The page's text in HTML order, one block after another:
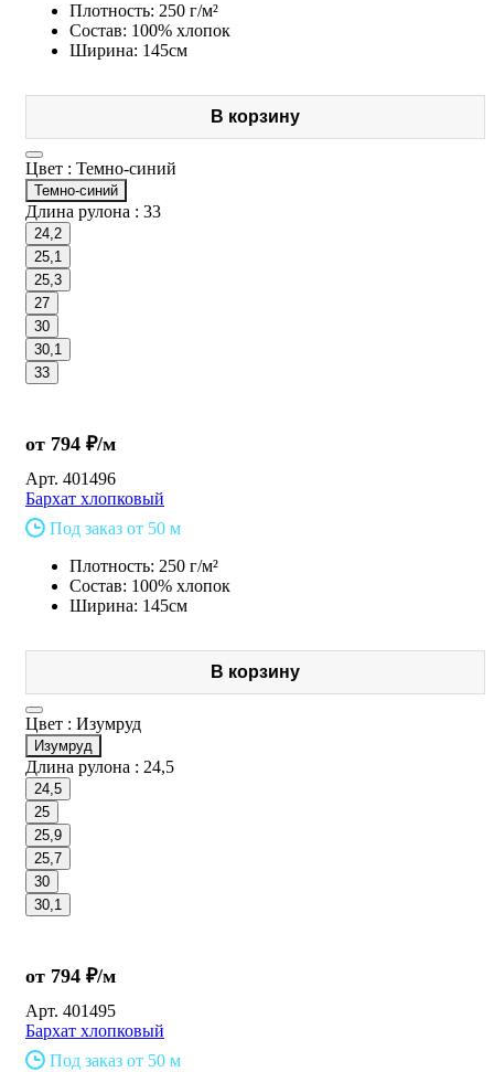
Плотность: 250 г/м²
Состав: 100% хлопок
Ширина: 145см
В корзину
Цвет : Темно-синий
Темно-синий
Длина рулона : 33
24,2
25,1
25,3
27
30
30,1
33
от 794 ₽/м
Арт. 401496
Бархат хлопковый
Под заказ от 50 м
Плотность: 250 г/м²
Состав: 100% хлопок
Ширина: 145см
В корзину
Цвет : Изумруд
Изумруд
Длина рулона : 24,5
24,5
25
25,9
25,7
30
30,1
от 794 ₽/м
Арт. 401495
Бархат хлопковый
Под заказ от 50 м